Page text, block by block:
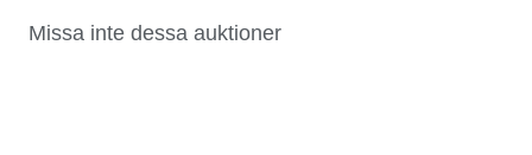
Missa inte dessa auktioner